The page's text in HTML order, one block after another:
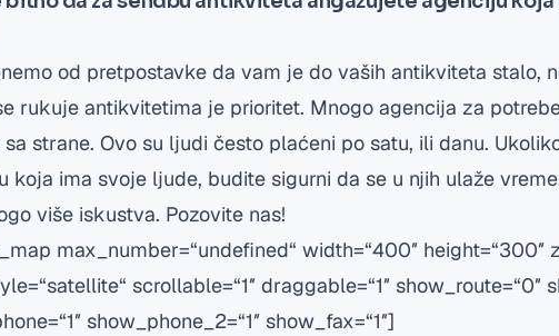
od pretpostavke da vam je do vaših antikviteta stalo,
rukuje antikvitetima je prioritet. Mnogo agencija za
strane. Ovo su ljudi često plaćeni po satu, ili danu.
koja ima svoje ljude, budite sigurni da se u njih ulaže
više iskustva. Pozovite nas!
max_number=“undefined“ width=“400″ height=“300″
scrollable=“1″ draggable=“1″ show_route=“0″
show_phone_2=“1″ show_fax=“1″]